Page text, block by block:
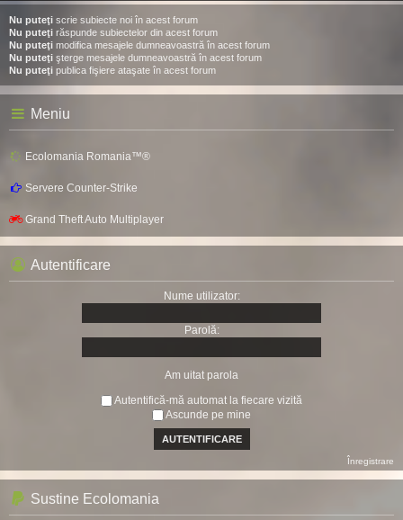
Nu puteţi scrie subiecte noi în acest forum
Nu puteţi răspunde subiectelor din acest forum
Nu puteţi modifica mesajele dumneavoastră în acest forum
Nu puteţi şterge mesajele dumneavoastră în acest forum
Nu puteţi publica fişiere ataşate în acest forum
Meniu
Ecolomania Romania™®
Servere Counter-Strike
Grand Theft Auto Multiplayer
Autentificare
Nume utilizator:
Parolă:
Am uitat parola
Autentifică-mă automat la fiecare vizită
Ascunde pe mine
Înregistrare
Sustine Ecolomania